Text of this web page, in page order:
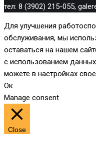
тел: 8 (3902) 215-055,
Для улучшения
обслуживания, мы
оставаться на нашем
с использованием
можете в настройках
Ок
Manage consent
Close